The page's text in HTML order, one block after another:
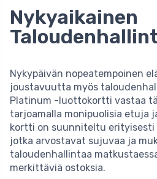
Nykyaikainen
Nykypäivän nopeatempoinen
joustavuutta myös
Platinum -luottokortti vastaa
tarjoamalla monipuolisia etuja
kortti on suunniteltu erityisesti
jotka arvostavat sujuvaa ja
taloudenhallintaa
merkittäviä ostoksia.